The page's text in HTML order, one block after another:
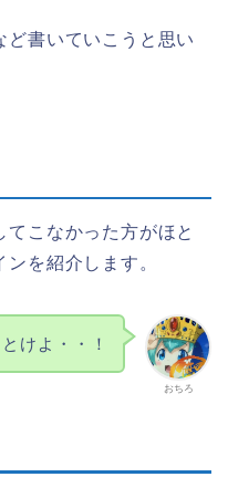
ど書いていこうと思い
こなかった方がほと
を紹介します。
おちろ
けよ・・！